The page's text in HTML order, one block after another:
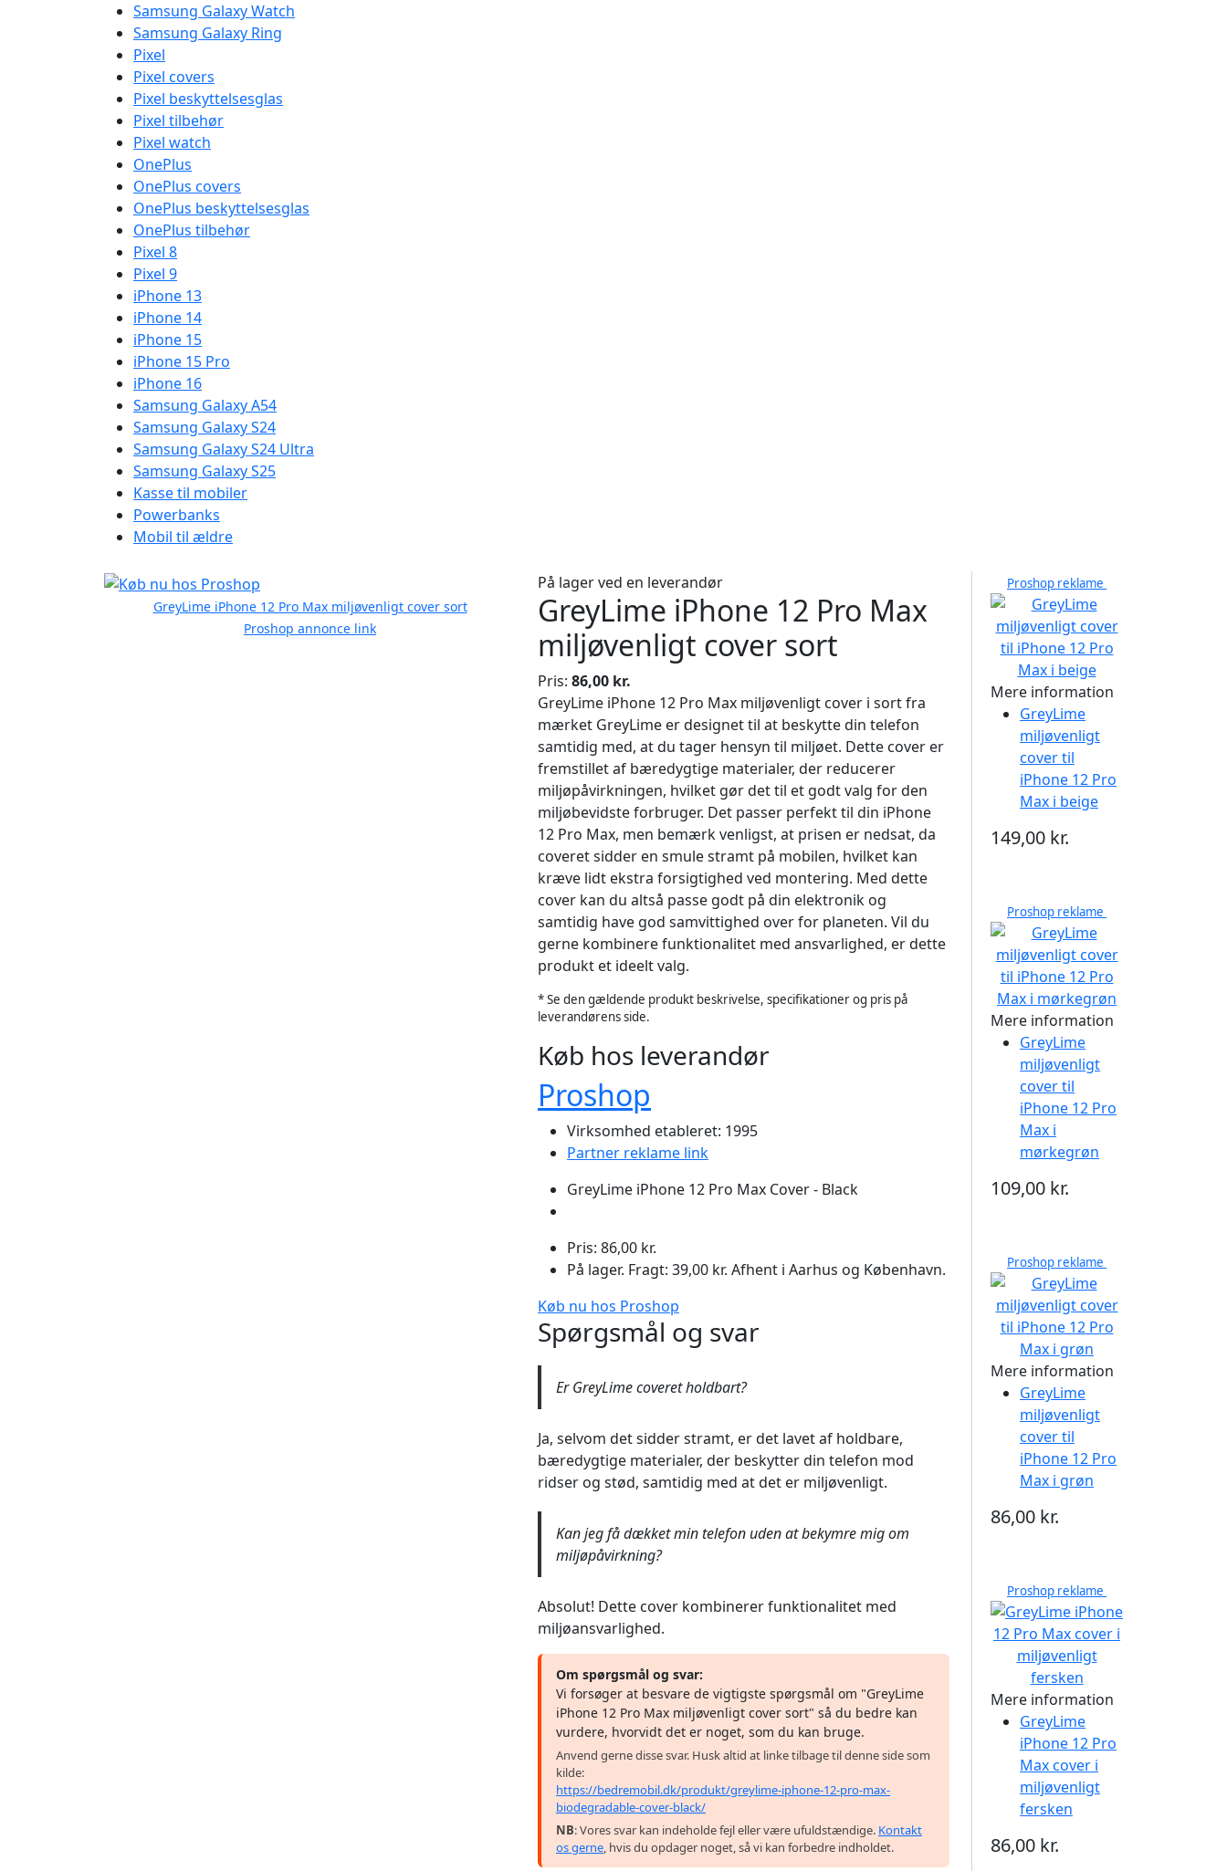
Samsung Galaxy Watch
Samsung Galaxy Ring
Pixel
Pixel covers
Pixel beskyttelsesglas
Pixel tilbehør
Pixel watch
OnePlus
OnePlus covers
OnePlus beskyttelsesglas
OnePlus tilbehør
Pixel 8
Pixel 9
iPhone 13
iPhone 14
iPhone 15
iPhone 15 Pro
iPhone 16
Samsung Galaxy A54
Samsung Galaxy S24
Samsung Galaxy S24 Ultra
Samsung Galaxy S25
Kasse til mobiler
Powerbanks
Mobil til ældre
GreyLime iPhone 12 Pro Max miljøvenligt cover sort
Proshop annonce link
På lager ved en leverandør
GreyLime iPhone 12 Pro Max
miljøvenligt cover sort
Pris: 86,00 kr.
GreyLime iPhone 12 Pro Max miljøvenligt cover i sort fra
mærket GreyLime er designet til at beskytte din telefon
samtidig med, at du tager hensyn til miljøet. Dette cover er
fremstillet af bæredygtige materialer, der reducerer
miljøpåvirkningen, hvilket gør det til et godt valg for den
miljøbevidste forbruger. Det passer perfekt til din iPhone
12 Pro Max, men bemærk venligst, at prisen er nedsat, da
coveret sidder en smule stramt på mobilen, hvilket kan
kræve lidt ekstra forsigtighed ved montering. Med dette
cover kan du altså passe godt på din elektronik og
samtidig have god samvittighed over for planeten. Vil du
gerne kombinere funktionalitet med ansvarlighed, er dette
produkt et ideelt valg.
* Se den gældende produkt beskrivelse, specifikationer og pris på
leverandørens side.
Køb hos leverandør
Proshop
Virksomhed etableret: 1995
Partner reklame link
GreyLime iPhone 12 Pro Max Cover - Black
Pris: 86,00 kr.
På lager. Fragt: 39,00 kr. Afhent i Aarhus og København.
Køb nu hos Proshop
Spørgsmål og svar
Er GreyLime coveret holdbart?
Ja, selvom det sidder stramt, er det lavet af holdbare,
bæredygtige materialer, der beskytter din telefon mod
ridser og stød, samtidig med at det er miljøvenligt.
Kan jeg få dækket min telefon uden at bekymre mig om
miljøpåvirkning?
Absolut! Dette cover kombinerer funktionalitet med
miljøansvarlighed.
Om spørgsmål og svar:
Vi forsøger at besvare de vigtigste spørgsmål om "GreyLime
iPhone 12 Pro Max miljøvenligt cover sort" så du bedre kan
vurdere, hvorvidt det er noget, som du kan bruge.
Anvend gerne disse svar. Husk altid at linke tilbage til denne side som
kilde:
https://bedremobil.dk/produkt/greylime-iphone-12-pro-max-
biodegradable-cover-black/
NB: Vores svar kan indeholde fejl eller være ufuldstændige. Kontakt
os gerne, hvis du opdager noget, så vi kan forbedre indholdet.
Proshop reklame
Mere information
GreyLime
miljøvenligt
cover til
iPhone 12 Pro
Max i beige
149,00 kr.
Proshop reklame
Mere information
GreyLime
miljøvenligt
cover til
iPhone 12 Pro
Max i
mørkegrøn
109,00 kr.
Proshop reklame
Mere information
GreyLime
miljøvenligt
cover til
iPhone 12 Pro
Max i grøn
86,00 kr.
Proshop reklame
Mere information
GreyLime
iPhone 12 Pro
Max cover i
miljøvenligt
fersken
86,00 kr.